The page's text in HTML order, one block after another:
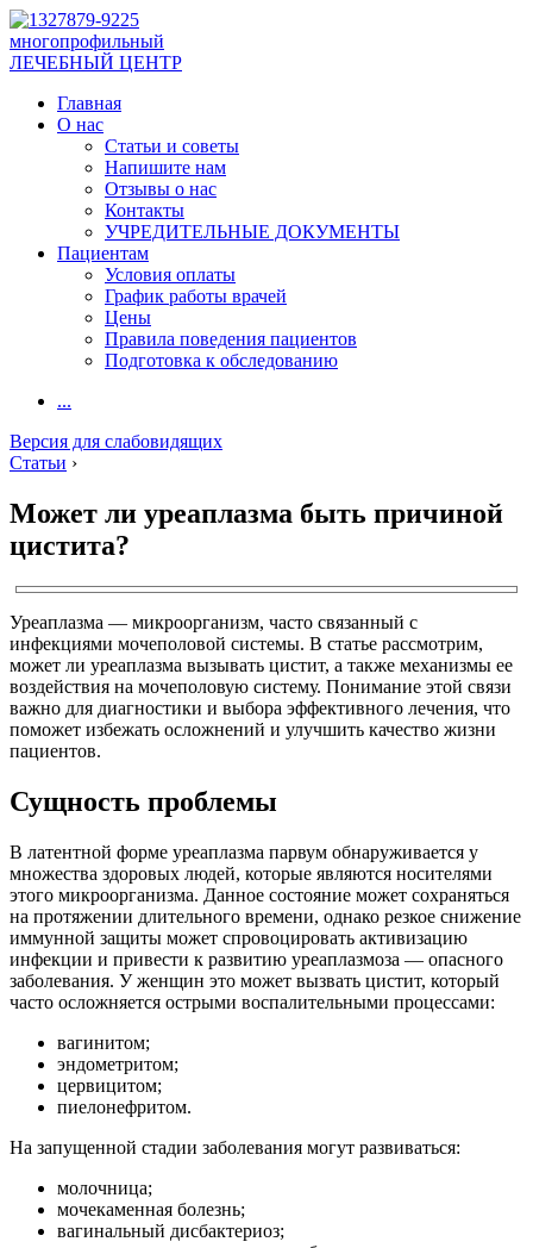
многопрофильный
ЛЕЧЕБНЫЙ ЦЕНТР
Главная
О нас
Статьи и советы
Напишите нам
Отзывы о нас
Контакты
УЧРЕДИТЕЛЬНЫЕ ДОКУМЕНТЫ
Пациентам
Условия оплаты
График работы врачей
Цены
Правила поведения пациентов
Подготовка к обследованию
...
Версия для слабовидящих
Статьи ›
Может ли уреаплазма быть причиной
цистита?
Уреаплазма — микроорганизм, часто связанный с
инфекциями мочеполовой системы. В статье рассмотрим,
может ли уреаплазма вызывать цистит, а также механизмы ее
воздействия на мочеполовую систему. Понимание этой связи
важно для диагностики и выбора эффективного лечения, что
поможет избежать осложнений и улучшить качество жизни
пациентов.
Сущность проблемы
В латентной форме уреаплазма парвум обнаруживается у
множества здоровых людей, которые являются носителями
этого микроорганизма. Данное состояние может сохраняться
на протяжении длительного времени, однако резкое снижение
иммунной защиты может спровоцировать активизацию
инфекции и привести к развитию уреаплазмоза — опасного
заболевания. У женщин это может вызвать цистит, который
часто осложняется острыми воспалительными процессами:
вагинитом;
эндометритом;
цервицитом;
пиелонефритом.
На запущенной стадии заболевания могут развиваться:
молочница;
мочекаменная болезнь;
вагинальный дисбактериоз;